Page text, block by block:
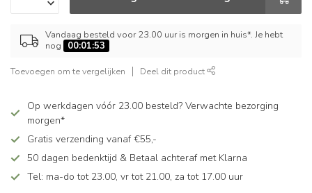
Vandaag besteld voor 23.00 uur is morgen in huis*. Je hebt
nog
00:01:53
Toevoegen om te vergelijken Deel dit product
Op werkdagen vóór 23.00 besteld? Verwachte bezorging
morgen*
Gratis verzending vanaf €55,-
50 dagen bedenktijd & Betaal achteraf met Klarna
Tel: ma-do tot 23.00, vr tot 21.00, za tot 17.00 uur